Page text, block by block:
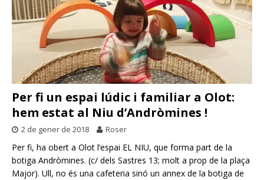
Per fi un espai lúdic i familiar a Olot:
hem estat al Niu d’Andròmines !
2 de gener de 2018 Roser
Per fi, ha obert a Olot l’espai EL NIU, que forma part de la
botiga Andròmines. (c/ dels Sastres 13; molt a prop de la plaça
Major). Ull, no és una cafeteria sinó un annex de la botiga de